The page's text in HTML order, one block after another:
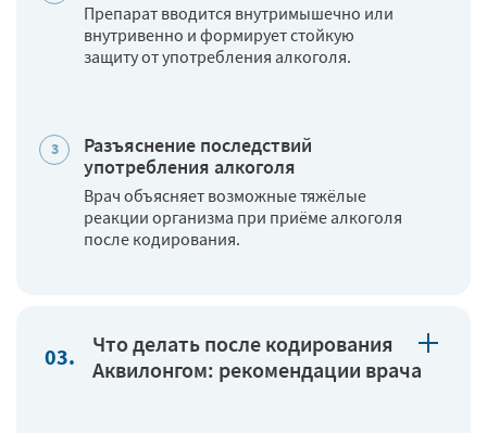
Препарат вводится внутримышечно или
внутривенно и формирует стойкую
защиту от употребления алкоголя.
Разъяснение последствий
употребления алкоголя
Врач объясняет возможные тяжёлые
реакции организма при приёме алкоголя
после кодирования.
Что делать после кодирования
Аквилонгом: рекомендации врача